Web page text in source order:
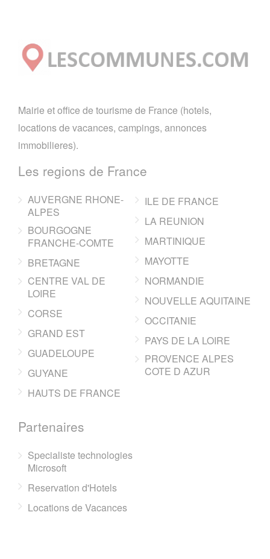
Mairie et office de tourisme de France (hotels,
locations de vacances, campings, annonces
immobilieres).
Les regions de France
AUVERGNE RHONE-
ALPES
BOURGOGNE
FRANCHE-COMTE
BRETAGNE
CENTRE VAL DE
LOIRE
CORSE
GRAND EST
GUADELOUPE
GUYANE
HAUTS DE FRANCE
ILE DE FRANCE
LA REUNION
MARTINIQUE
MAYOTTE
NORMANDIE
NOUVELLE AQUITAINE
OCCITANIE
PAYS DE LA LOIRE
PROVENCE ALPES
COTE D AZUR
Partenaires
Specialiste technologies
Microsoft
Reservation d'Hotels
Locations de Vacances